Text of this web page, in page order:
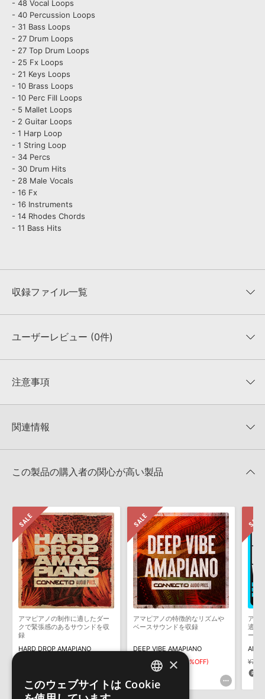
- 48 Vocal Loops
- 40 Percussion Loops
- 31 Bass Loops
- 27 Drum Loops
- 27 Top Drum Loops
- 25 Fx Loops
- 21 Keys Loops
- 10 Brass Loops
- 10 Perc Fill Loops
- 5 Mallet Loops
- 2 Guitar Loops
- 1 Harp Loop
- 1 String Loop
- 34 Percs
- 30 Drum Hits
- 28 Male Vocals
- 16 Fx
- 16 Instruments
- 14 Rhodes Chords
- 11 Bass Hits
収録ファイル一覧
収録ファイル一覧
ユーザーレビュー (0件)
★★★★★
★5
★4
★1
注意事項
KONTAKTフォーマットは、
でお使いいただけます。無償版のKONTAKT PLAYERではお使いい
4GBを超えるデータに関するご注意：FAT32でフォーマットされた
きます際には、NTFSやHFS＋でフォーマットされたHDDをご用意
いただく必要がございます。
製品の購入手続き完了後、受注確認メールとシリアルナンバーをお
知らせするメールの2通が送信されます。メールに記載されており
ます説明に沿って、製品のダウンロード／導入を行って下さい。
サンプルパック製品には、原則として日本語版操作マニュアルをご
用意しておりません。ご購入後のご不明点や詳細に関するお問い合
わせなどはテクニカルサポート
までご連絡ください。
デモソングは、製品収録サウンドを使ってできることを紹介するた
めのデモンストレーション用の楽曲です。原則として、デモソング
そのものをお使いいただくことはできません。また、デモソングを
構成する全てのサウンドが、サンプルパックに含まれていることを
ダウンロード製品という性質上、一切の返品・返金はお受け付け致
関連情報
マーセール！
この製品の購入者の関心が高い製品
アマピアノの制作に適したダー
クで緊張感のあるサウンドを収
録
HARD DROP AMAPIANO
アマピアノの特徴的なリズムや
ベースサウンドを収録
DEEP VIBE AMAPIANO
¥6,380 ¥4,466(30%OFF)
133pt
アマ
適し
ーカ
ENGLISH
×
このウェブサイトは Cookie